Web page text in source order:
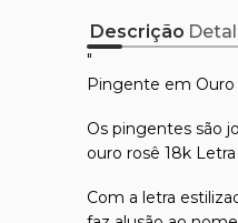
Descrição
"
Pingente em Ouro
Os pingentes são
ouro rosê 18k Letra
Com a letra